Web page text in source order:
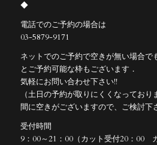
◆
電話でのご予約の場合は
03-5879-9171
ネットでのご予約で空きが無い場合
とご予約可能な枠もございます．
気軽にお問い合わせ下さい!!
（土日の予約が取りにくくなってお
間に空きがございますので、ご検討下
受付時間
9：00～21：00（カット受付20：00